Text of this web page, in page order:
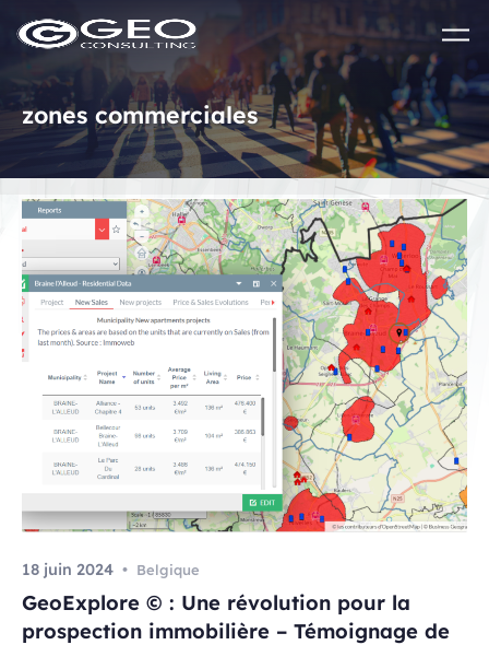
Skip to main content
zones commerciales
GeoExplore © : Une révolution pour la
prospection immobilière – Témoignage de
18 juin 2024 Belgique